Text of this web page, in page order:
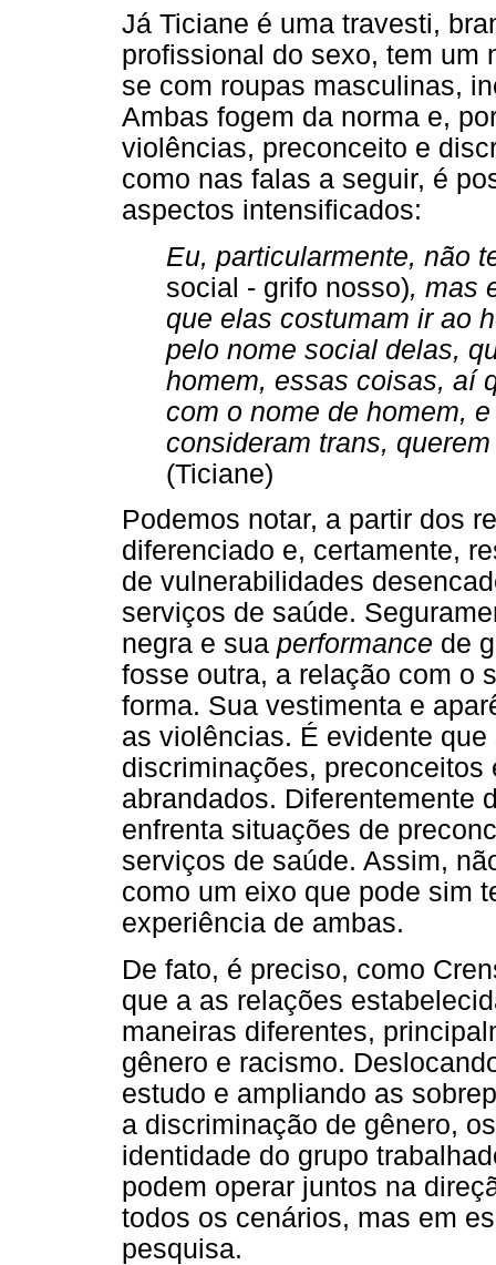
Já Ticiane é uma travesti,
profissional do sexo, tem um
se com roupas masculinas,
Ambas fogem da norma e,
violências, preconceito e
como nas falas a seguir, é
aspectos intensificados:
Eu, particularmente, não
social - grifo nosso), mas
que elas costumam ir ao
pelo nome social delas,
homem, essas coisas, aí
com o nome de homem,
consideram trans,
(Ticiane)
Podemos notar, a partir dos
diferenciado e, certamente,
de vulnerabilidades
serviços de saúde.
negra e sua performance de
fosse outra, a relação com o
forma. Sua vestimenta e
as violências. É evidente
discriminações,
abrandados. Diferentemente
enfrenta situações de
serviços de saúde. Assim,
como um eixo que pode sim
experiência de ambas.
De fato, é preciso, como
que a as relações
maneiras diferentes,
gênero e racismo.
estudo e ampliando as
a discriminação de gênero,
identidade do grupo
podem operar juntos na
todos os cenários, mas em
pesquisa.